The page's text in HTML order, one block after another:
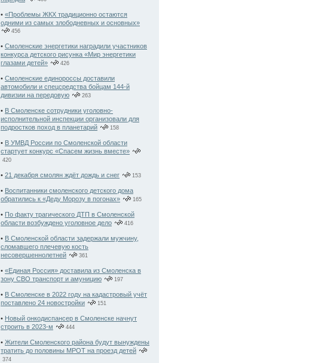
• «Проблемы ЖКХ традиционно остаются
одними из самых злободневных и основных»
456
• Смоленские энергетики наградили участников
конкурса детского рисунка «Мир энергетики
глазами детей»
426
• Смоленские единороссы доставили
автомобили и спецсредства бойцам 144-й
дивизии на передовую
263
• В Смоленске сотрудники уголовно-
исполнительной инспекции организовали для
подростков поход в планетарий
158
• В УМВД России по Смоленской области
стартует конкурс «Спасем жизнь вместе»
420
• 21 декабря смолян ждёт дождь и снег 153
• Воспитанники смоленского детского дома
обратились к «Деду Морозу в погонах»
165
• По факту трагического ДТП в Смоленской
области возбуждено уголовное дело
416
• В Смоленской области задержали мужчину,
сломавшего плечевую кость
несовершеннолетней
361
• «Единая Россия» доставила из Смоленска в
зону СВО транспорт и амуницию
197
• В Смоленске в 2022 году на кадастровый учёт
поставлено 24 новостройки
151
• Новый онкодиспансер в Смоленске начнут
строить в 2023-м
444
• Жители Смоленского района будут вынуждены
тратить до половины МРОТ на проезд детей
374